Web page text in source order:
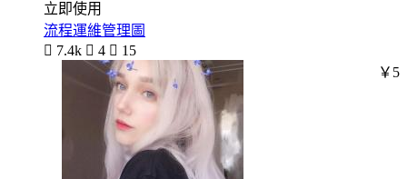
立即使用
流程運維管理圖
 7.4k  4  15
￥5